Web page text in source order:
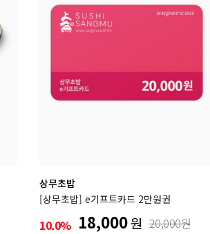
상무초밥
[상무초밥] e기프트카드 2만원권
10.0% 18,000원 20,000원